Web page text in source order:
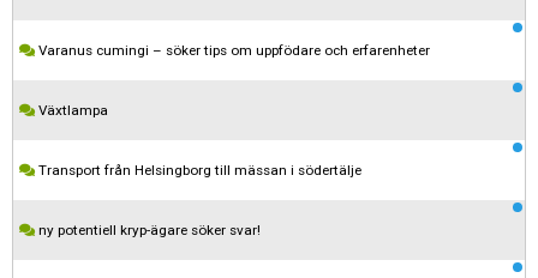
Varanus cumingi – söker tips om uppfödare och erfarenheter
Växtlampa
Transport från Helsingborg till mässan i södertälje
ny potentiell kryp-ägare söker svar!